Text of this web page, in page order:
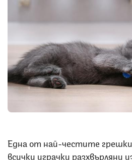
Една от най-честите
всички играчки разхвърляни